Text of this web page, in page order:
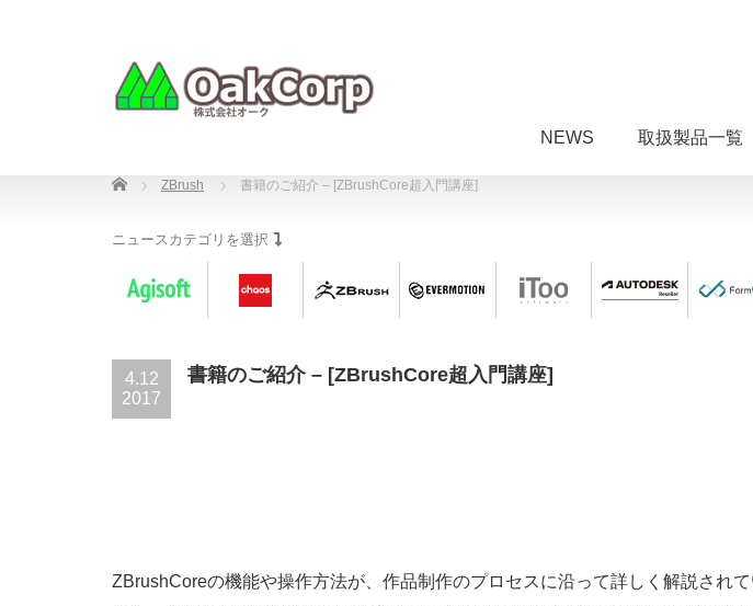
NEWS 取扱製品一覧
Home ZBrush 書籍のご紹介 – [ZBrushCore超入門講座]
ニュースカテゴリを選択
4.12
2017
書籍のご紹介 – [ZBrushCore超入門講座]
ZBrushCoreの機能や操作方法が、作品制作のプロセスに沿って詳しく解説されて